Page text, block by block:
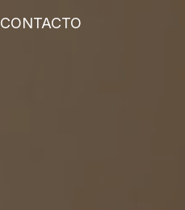
CONTACTO